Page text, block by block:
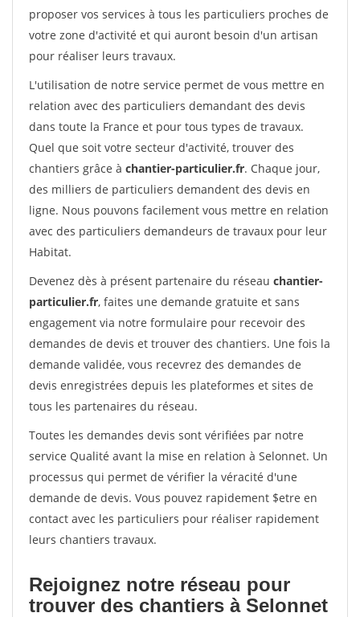
proposer vos services à tous les particuliers proches de
votre zone d'activité et qui auront besoin d'un artisan
pour réaliser leurs travaux.
L'utilisation de notre service permet de vous mettre en
relation avec des particuliers demandant des devis
dans toute la France et pour tous types de travaux.
Quel que soit votre secteur d'activité, trouver des
chantiers grâce à chantier-particulier.fr. Chaque jour,
des milliers de particuliers demandent des devis en
ligne. Nous pouvons facilement vous mettre en relation
avec des particuliers demandeurs de travaux pour leur
Habitat.
Devenez dès à présent partenaire du réseau chantier-
particulier.fr, faites une demande gratuite et sans
engagement via notre formulaire pour recevoir des
demandes de devis et trouver des chantiers. Une fois la
demande validée, vous recevrez des demandes de
devis enregistrées depuis les plateformes et sites de
tous les partenaires du réseau.
Toutes les demandes devis sont vérifiées par notre
service Qualité avant la mise en relation à Selonnet. Un
processus qui permet de vérifier la véracité d'une
demande de devis. Vous pouvez rapidement $etre en
contact avec les particuliers pour réaliser rapidement
leurs chantiers travaux.
Rejoignez notre réseau pour
trouver des chantiers à Selonnet